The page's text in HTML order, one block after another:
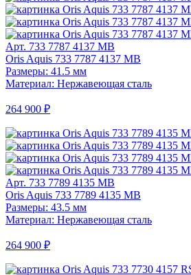
Арт. 733 7787 4137 MB
Oris Aquis 733 7787 4137 MB
Размеры: 41.5 мм
Материал: Нержавеющая сталь
264 900 ₽
Арт. 733 7789 4135 MB
Oris Aquis 733 7789 4135 MB
Размеры: 43.5 мм
Материал: Нержавеющая сталь
264 900 ₽